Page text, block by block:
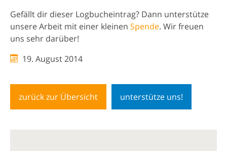
Gefällt dir dieser Logbucheintrag? Dann unterstütze
unsere Arbeit mit einer kleinen Spende. Wir freuen
uns sehr darüber!
19. August 2014
zurück zur Übersicht unterstütze uns!